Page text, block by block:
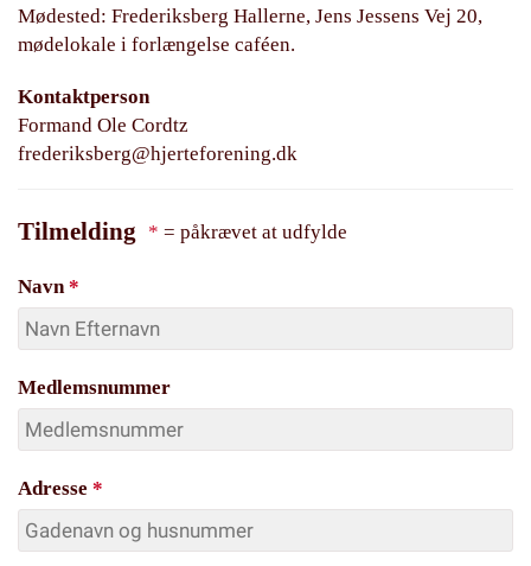
Mødested: Frederiksberg Hallerne, Jens Jessens Vej 20,
mødelokale i forlængelse caféen.
Kontaktperson
Formand Ole Cordtz
frederiksberg@hjerteforening.dk
Tilmelding * = påkrævet at udfylde
Navn*
Medlemsnummer
Adresse*